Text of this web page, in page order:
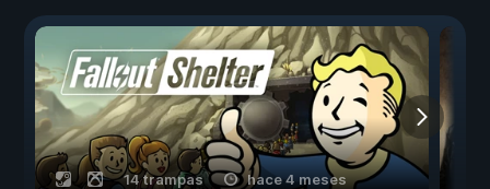
14 trampas hace 4 meses